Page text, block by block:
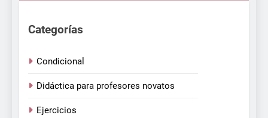
Categorías
Condicional
Didáctica para profesores novatos
Ejercicios